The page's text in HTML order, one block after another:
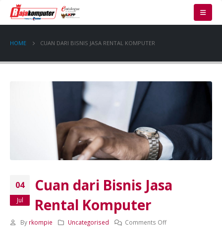
HOME CUAN DARI BISNIS JASA RENTAL KOMPUTER
04
Jul
Cuan dari Bisnis Jasa
Rental Komputer
By rkompie Uncategorised Comments Offon